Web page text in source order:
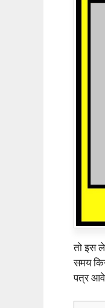
तो इस
समय
पत्र